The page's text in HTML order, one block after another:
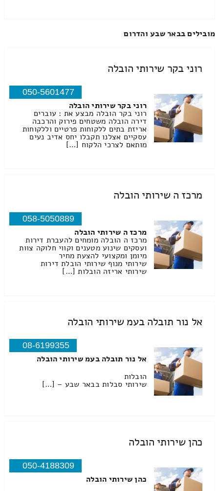
מובילים בבאר שבע והדרום
רוני בקר שירותי הובלה
050-5601477
רוני בקר שירותי הובלה
רוני בקר הובלה מבצע את : עוברים
דירה הובלה משטחים פירוק והרכבה
אריזת בתים ללקוחות פרטיים וללקוחות
עסקיים אצלנו תקבלו יחס אדיב נעים
מותאם לצרכי הלקוח […]
מרכז ה שירותי הובלה
058-5050889
מרכז ה שירותי הובלה
מרכז ה הובלה מומחים להעברת דירות
ועסקים שינוע מטענים וקווי חלוקה צוות
מיומן ומקצועי להצעת מחיר
שירותי מנוף שירותי הובלת דירות
שירותי אריזה הובלות […]
אל נור תובלה בעמ שירותי הובלה
08-6199355
אל נור תובלה בעמ שירותי הובלה
הובלות
שירותי סבלות בבאר שבע – […]
כהן שירותי הובלה
050-4188309
כהן שירותי הובלה